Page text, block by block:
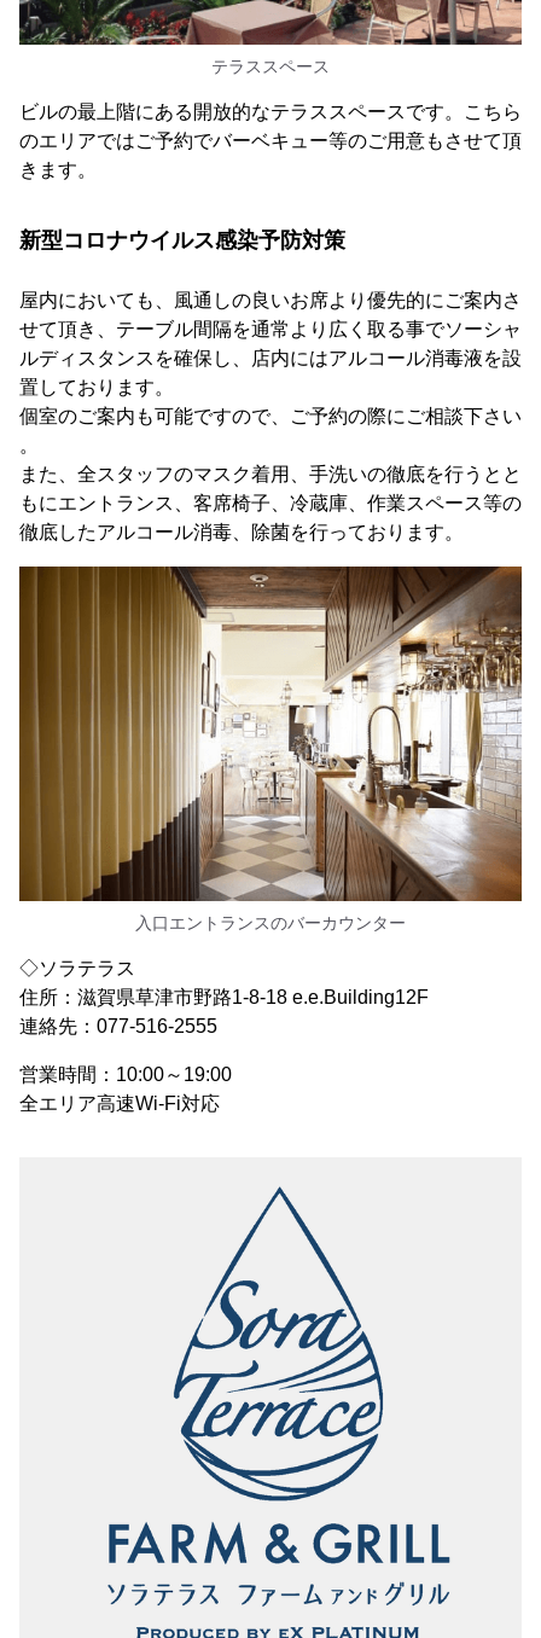
テラススペース
ビルの最上階にある開放的なテラススペースです。こちら
のエリアではご予約でバーベキュー等のご用意もさせて頂
きます。
新型コロナウイルス感染予防対策
屋内においても、風通しの良いお席より優先的にご案内さ
せて頂き、テーブル間隔を通常より広く取る事でソーシャ
ルディスタンスを確保し、店内にはアルコール消毒液を設
置しております。
個室のご案内も可能ですので、ご予約の際にご相談下さい
。
また、全スタッフのマスク着用、手洗いの徹底を行うとと
もにエントランス、客席椅子、冷蔵庫、作業スペース等の
徹底したアルコール消毒、除菌を行っております。
入口エントランスのバーカウンター
◇ソラテラス
住所：滋賀県草津市野路1-8-18 e.e.Building12F
連絡先：077-516-2555
営業時間：10:00～19:00
全エリア高速Wi-Fi対応